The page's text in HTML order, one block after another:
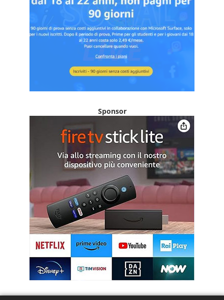
Sponsor